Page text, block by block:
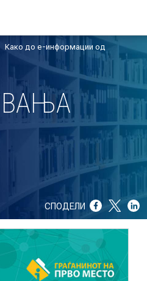
Како до е-информации од
СПОДЕЛИ